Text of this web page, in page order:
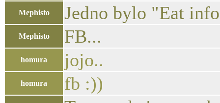
Mephisto Jedno bylo "Eat
Mephisto FB...
homura jojo..
homura fb :))